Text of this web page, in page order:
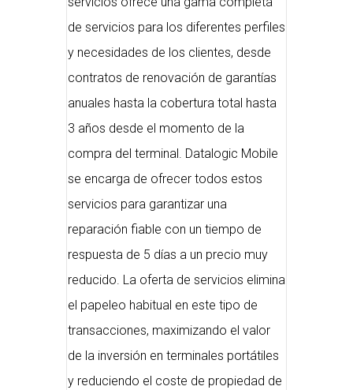
de servicios para los diferentes perfiles
y necesidades de los clientes, desde
contratos de renovación de garantías
anuales hasta la cobertura total hasta
3 años desde el momento de la
compra del terminal. Datalogic Mobile
se encarga de ofrecer todos estos
servicios para garantizar una
reparación fiable con un tiempo de
respuesta de 5 días a un precio muy
reducido. La oferta de servicios elimina
el papeleo habitual en este tipo de
transacciones, maximizando el valor
de la inversión en terminales portátiles
y reduciendo el coste de propiedad de